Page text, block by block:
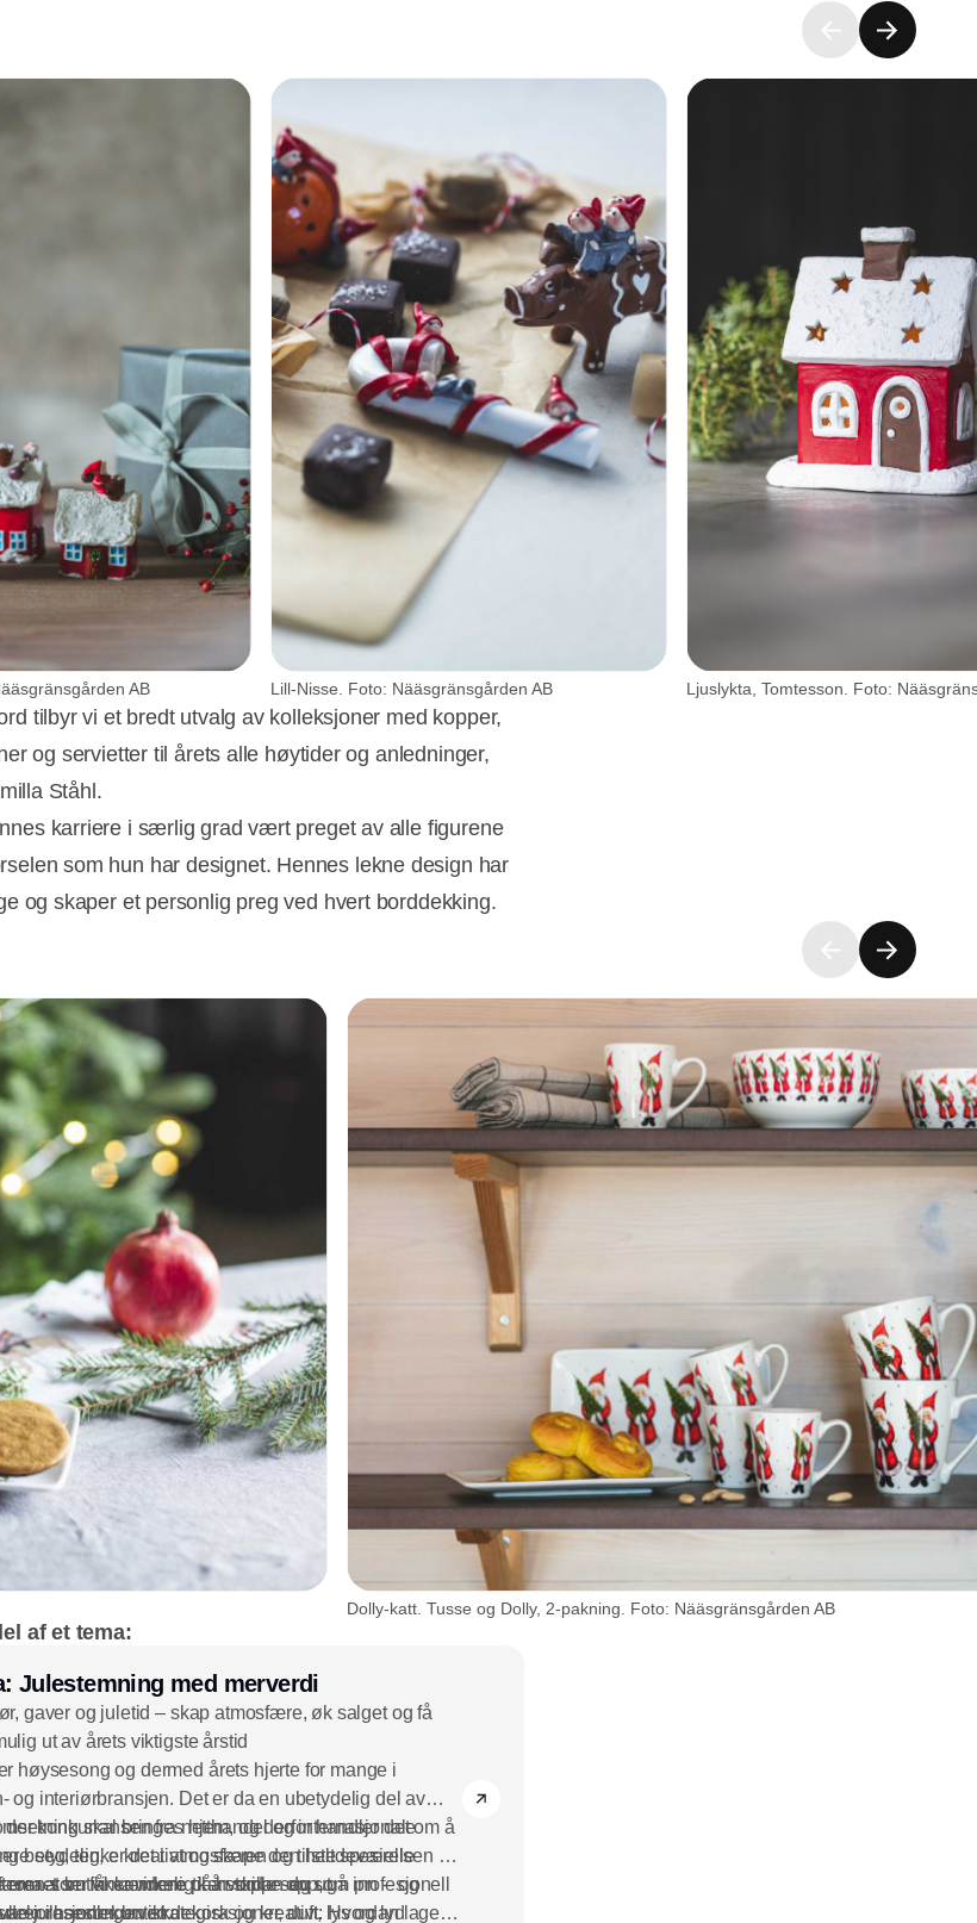
AB Lill-Nisse. Foto: Nääsgränsgården AB
tilbyr vi et bredt utvalg av kolleksjoner med kopper,
og servietter til årets alle høytider og anledninger,
Ståhl.
karriere i særlig grad vært preget av alle figurene
som hun har designet. Hennes lekne design har
og skaper et personlig preg ved hvert borddekking.
Dolly-katt. Tusse og Dolly, 2-pakning. Foto: Nääsgränsgården AB
af et tema:
Julestemning med merverdi
gaver og juletid – skap atmosfære, øk salget og få
ut av årets viktigste årstid
høysesong og dermed årets hjerte for mange i
og interiørbransjen. Det er da en ubetydelig del av
skal bringes hjem, og derfor handler det om å
seg, tenke kreativt og skape den helt spesielle
som får kundene til å stoppe opp, gå inn – og
i handlekurven.
der konkurransen fra netthandel og internasjonale
betydelig, er det i atmosfæren og tilstedeværelsen av
rom at butikker virkelig kan skille seg ut.
butikkdekorasjoner, duft, lys og lyd
ser vi nærmere på hvordan du som profesjonell
julesesongen strategisk og kreativt: Hvordan lager